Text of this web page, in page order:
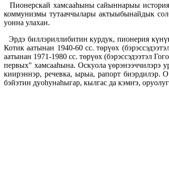
Пионерскай хамсааһыны сайыннарыы
коммунизмы тутааччылары актыыбынайдык
уонна улахан.
Эрдэ биллэриллибитин курдук, пионерия
Котик аатынан 1940-60 сс. төрүөх
аатынан 1971-1980 сс. төрүөх (бэрэссэдээтэл
первых" хамсааһына. Оскуола үөрэнээччилэрэ
киирэннэр, речевка, ырыа, рапорт биэрдилэр.
бэйэтин дуоһунаһыгар, кылгас да кэмҥэ,